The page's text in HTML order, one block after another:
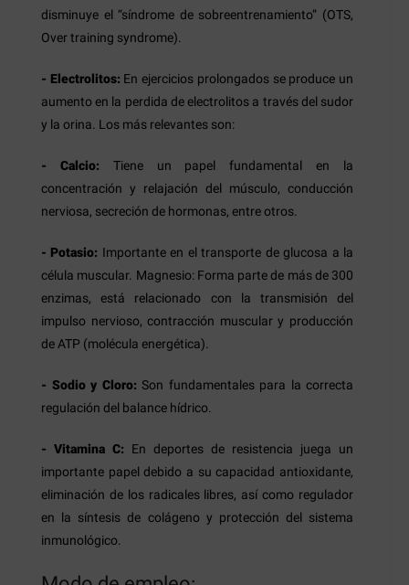
disminuye el “síndrome de sobreentrenamiento” (OTS,
Over training syndrome).
- Electrolitos: En ejercicios prolongados se produce un
aumento en la perdida de electrolitos a través del sudor
y la orina. Los más relevantes son:
- Calcio: Tiene un papel fundamental en la
concentración y relajación del músculo, conducción
nerviosa, secreción de hormonas, entre otros.
- Potasio: Importante en el transporte de glucosa a la
célula muscular. Magnesio: Forma parte de más de 300
enzimas, está relacionado con la transmisión del
impulso nervioso, contracción muscular y producción
de ATP (molécula energética).
- Sodio y Cloro: Son fundamentales para la correcta
regulación del balance hídrico.
- Vitamina C: En deportes de resistencia juega un
importante papel debido a su capacidad antioxidante,
eliminación de los radicales libres, así como regulador
en la síntesis de colágeno y protección del sistema
inmunológico.